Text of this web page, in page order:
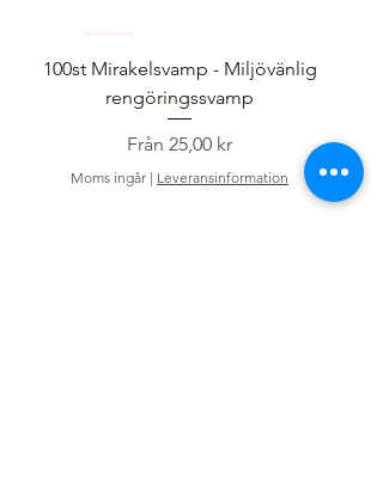
100st Mirakelsvamp - Miljövänlig
rengöringssvamp
Från 25,00 kr
Reapris
Moms ingår | Leveransinformation